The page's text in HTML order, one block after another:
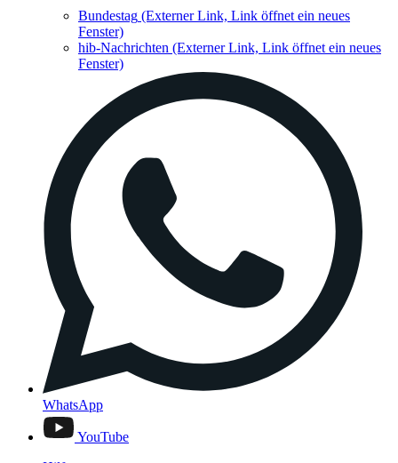
Bundestag (Externer Link, Link öffnet ein neues
Fenster)
hib-Nachrichten (Externer Link, Link öffnet ein neues
Fenster)
WhatsApp
YouTube